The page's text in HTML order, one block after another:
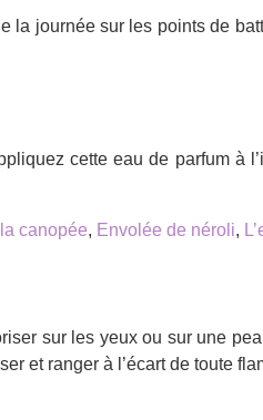
la journée sur les points de
cette eau de parfum à
canopée, Envolée de néroli,
sur les yeux ou sur une
et ranger à l’écart de toute